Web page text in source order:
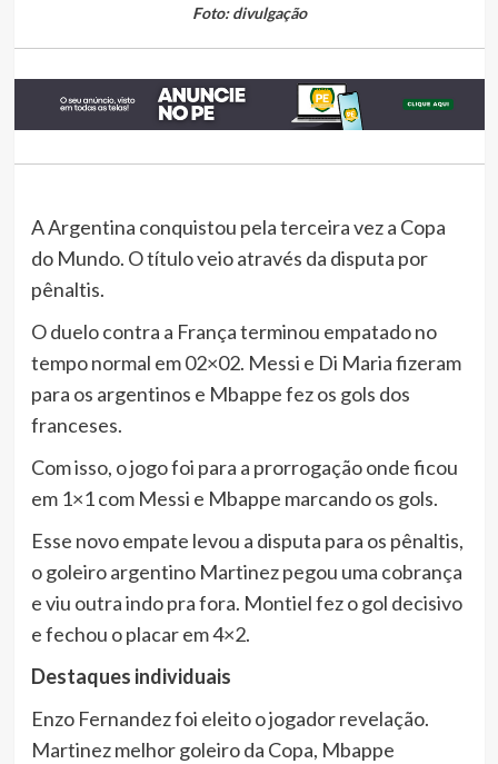
Foto: divulgação
A Argentina conquistou pela terceira vez a Copa
do Mundo. O título veio através da disputa por
pênaltis.
O duelo contra a França terminou empatado no
tempo normal em 02×02. Messi e Di Maria fizeram
para os argentinos e Mbappe fez os gols dos
franceses.
Com isso, o jogo foi para a prorrogação onde ficou
em 1×1 com Messi e Mbappe marcando os gols.
Esse novo empate levou a disputa para os pênaltis,
o goleiro argentino Martinez pegou uma cobrança
e viu outra indo pra fora. Montiel fez o gol decisivo
e fechou o placar em 4×2.
Destaques individuais
Enzo Fernandez foi eleito o jogador revelação.
Martinez melhor goleiro da Copa, Mbappe